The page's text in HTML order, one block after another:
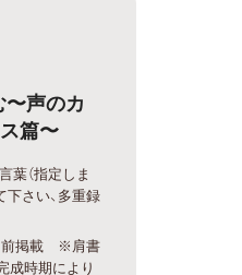
声のカ
篇〜
葉（指定しま
下さい、多重録
前掲載 ※肩書
成時期により